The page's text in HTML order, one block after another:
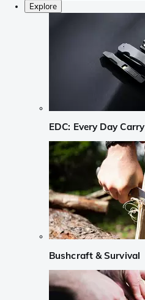
Explore
EDC: Every Day Carry
Bushcraft & Survival